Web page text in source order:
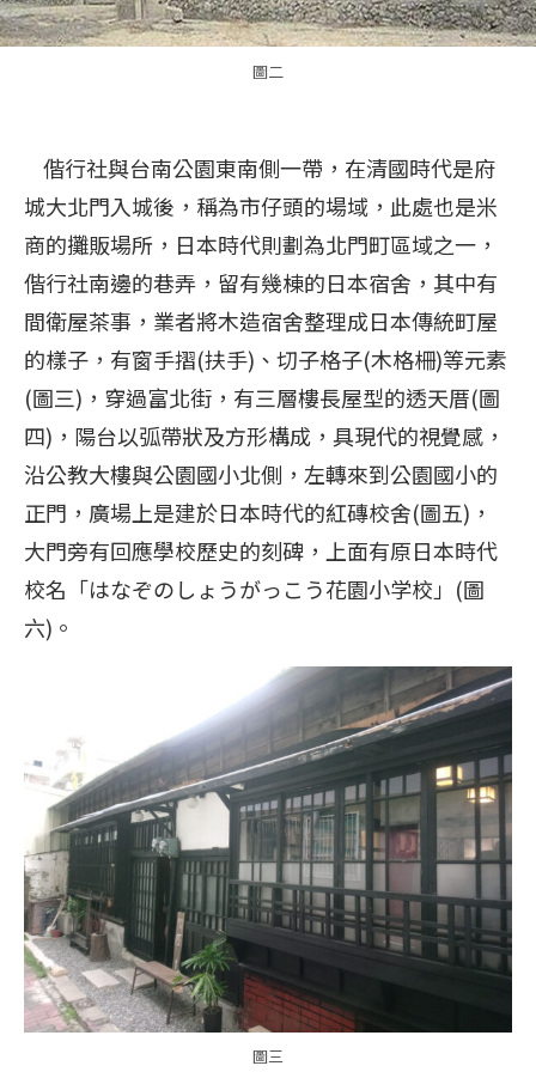
圖二
偕行社與台南公園東南側一帶，在清國時代是府
城大北門入城後，稱為市仔頭的場域，此處也是米
商的攤販場所，日本時代則劃為北門町區域之一，
偕行社南邊的巷弄，留有幾棟的日本宿舍，其中有
間衛屋茶事，業者將木造宿舍整理成日本傳統町屋
的樣子，有窗手摺(扶手)、切子格子(木格柵)等元素
(圖三)，穿過富北街，有三層樓長屋型的透天厝(圖
四)，陽台以弧帶狀及方形構成，具現代的視覺感，
沿公教大樓與公園國小北側，左轉來到公園國小的
正門，廣場上是建於日本時代的紅磚校舍(圖五)，
大門旁有回應學校歷史的刻碑，上面有原日本時代
校名「はなぞのしょうがっこう花園小学校」(圖
六)。
圖三